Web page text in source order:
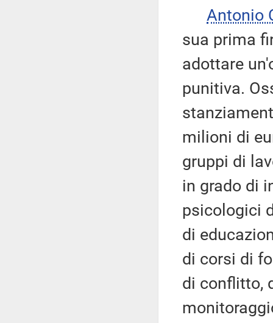
Antonio
sua prima
adottare
punitiva.
milioni di
gruppi di
in grado di
psicologici
di
di corsi di
di conflitto,